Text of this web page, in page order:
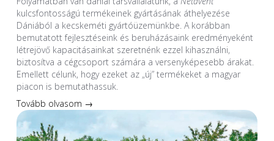
kulcsfontosságú termékeinek gyártásának áthelyezése
Dániából a kecskeméti gyártóüzemünkbe. A korábban
bemutatott fejlesztéseink és beruházásaink eredményeként
létrejövő kapacitásainkat szeretnénk ezzel kihasználni,
biztosítva a cégcsoport számára a versenyképesebb árakat.
Emellett célunk, hogy ezeket az „új” termékeket a magyar
piacon is bemutathassuk.
Tovább olvasom →